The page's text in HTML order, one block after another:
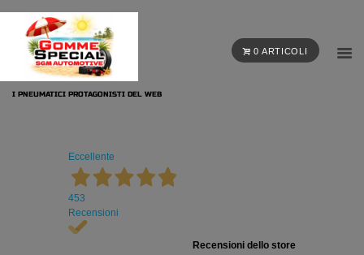
0 ARTICOLI
I PNEUMATICI PROTAGONISTI DEL WEB
Eccellente
453
Recensioni
Recensioni dello store